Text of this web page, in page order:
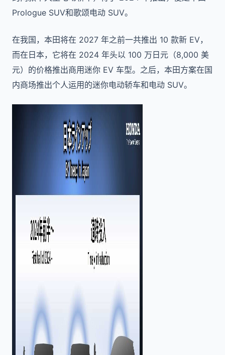
Prologue SUV和歌颂电动 SUV。
在我国，本田将在 2027 年之前一共推出 10 款新 EV，
而在日本，它将在 2024 年头以 100 万日元（8,000 美
元）的价格推出商用迷你 EV 车型。之后，本田方案在国
内商场推出个人运用的迷你电动轿车和电动 SUV。